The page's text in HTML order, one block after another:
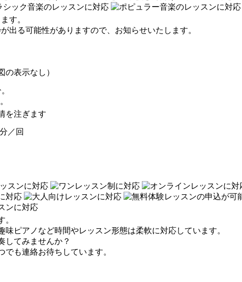
す。
出る可能性がありますので、お知らせいたします。
の表示なし）
を注ぎます
／回
。
味ピアノなど時間やレッスン形態は柔軟に対応しています。
してみませんか？
でも連絡お待ちしています。